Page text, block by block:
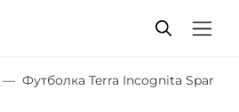
Футболка Terra Incognita Spark